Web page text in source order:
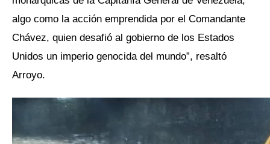
algo como la acción emprendida por el Comandante
Chávez, quien desafió al gobierno de los Estados
Unidos un imperio genocida del mundo”, resaltó
Arroyo.